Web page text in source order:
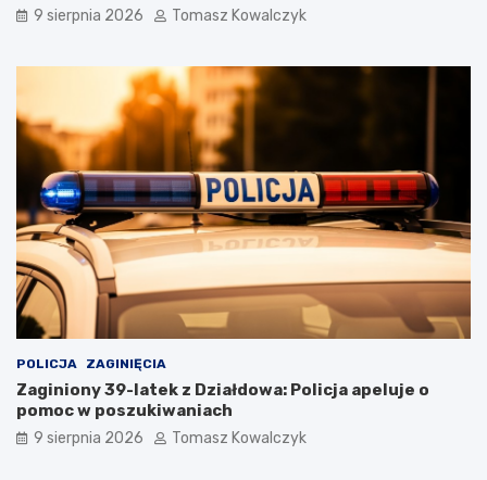
9 sierpnia 2026 Tomasz Kowalczyk
POLICJA ZAGINIĘCIA
Zaginiony 39-latek z Działdowa: Policja apeluje o
pomoc w poszukiwaniach
9 sierpnia 2026 Tomasz Kowalczyk